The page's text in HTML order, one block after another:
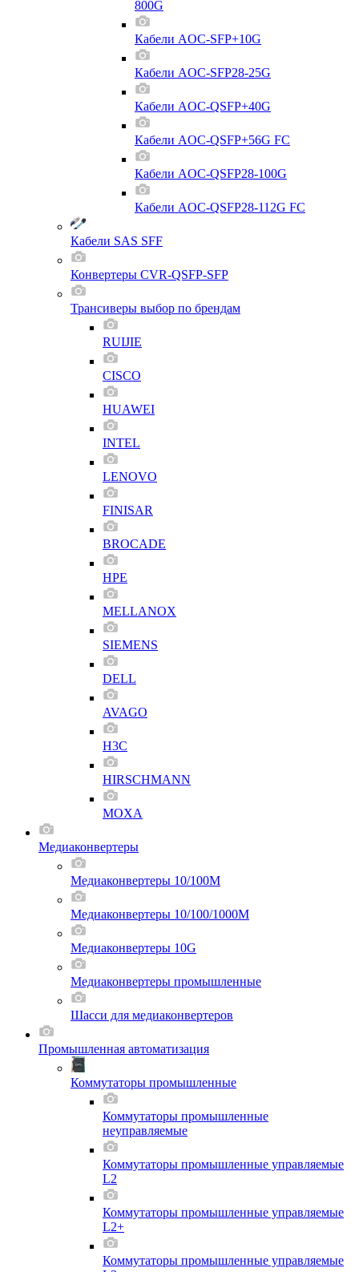
800G
Кабели AOC-SFP+10G
Кабели AOC-SFP28-25G
Кабели AOC-QSFP+40G
Кабели AOC-QSFP+56G FC
Кабели AOC-QSFP28-100G
Кабели AOC-QSFP28-112G FC
Кабели SAS SFF
Конвертеры CVR-QSFP-SFP
Трансиверы выбор по брендам
RUIJIE
CISCO
HUAWEI
INTEL
LENOVO
FINISAR
BROCADE
HPE
MELLANOX
SIEMENS
DELL
AVAGO
H3C
HIRSCHMANN
MOXA
Медиаконвертеры
Медиаконвертеры 10/100M
Медиаконвертеры 10/100/1000M
Медиаконвертеры 10G
Медиаконвертеры промышленные
Шасси для мeдиаконвертеров
Промышленная автоматизация
Коммутаторы промышленные
Коммутаторы промышленные
неуправляемые
Коммутаторы промышленные управляемые
L2
Коммутаторы промышленные управляемые
L2+
Коммутаторы промышленные управляемые